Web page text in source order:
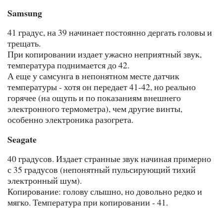
Samsung
41 градус, на 39 начинает постоянно дергать головы и
трещать.
При копировании издает ужасно неприятный звук,
температура поднимается до 42.
А еще у самсунга в непонятном месте датчик
температуры - хотя он передает 41-42, но реально
горячее (на ощупь и по показаниям внешнего
электронного термометра), чем другие винты,
особенно электроника разогрета.
Seagate
40 градусов. Издает странные звук начиная примерно
с 35 градусов (непонятный пульсирующий тихий
электронный шум).
Копирование: голову слышно, но довольно редко и
мягко. Температура при копировании - 41.